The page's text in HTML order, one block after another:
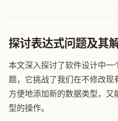
探讨表达式问题及其
本文深入探讨了软件设计中
题，它挑战了我们在不修改现
方便地添加新的数据类型，又
型的操作。